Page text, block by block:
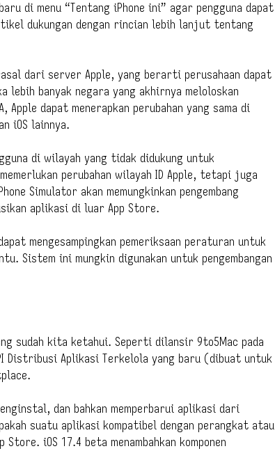
di menu “Tentang iPhone ini” agar pengguna dapat
dukungan dengan rincian lebih lanjut tentang
dari server Apple, yang berarti perusahaan dapat
lebih banyak negara yang akhirnya meloloskan
Apple dapat menerapkan perubahan yang sama di
iOS lainnya.
di wilayah yang tidak didukung untuk
perubahan wilayah ID Apple, tetapi juga
Simulator akan memungkinkan pengembang
aplikasi di luar App Store.
mengesampingkan pemeriksaan peraturan untuk
Sistem ini mungkin digunakan untuk pengembangan
sudah kita ketahui. Seperti dilansir 9to5Mac pada
Distribusi Aplikasi Terkelola yang baru (dibuat untuk
dan bahkan memperbarui aplikasi dari
suatu aplikasi kompatibel dengan perangkat atau
iOS 17.4 beta menambahkan komponen